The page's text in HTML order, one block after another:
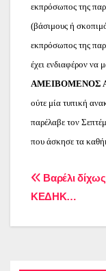
εκπρόσωπος της
(βάσιμους ή
εκπρόσωπος της
έχει ενδιαφέρον να
ΑΜΕΙΒΟΜΕΝΟΣ
ούτε μία τυπική
παρέλαβε τον
που άσκησε τα
Βαρέλι
ΚΕΔΗΚ…